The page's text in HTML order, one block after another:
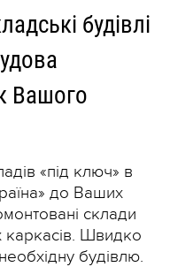
будівлі
Вашого
«під ключ» в
до Ваших
склади
каркасів. Швидко
будівлю.